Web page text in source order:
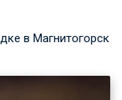
в Магнитогорск